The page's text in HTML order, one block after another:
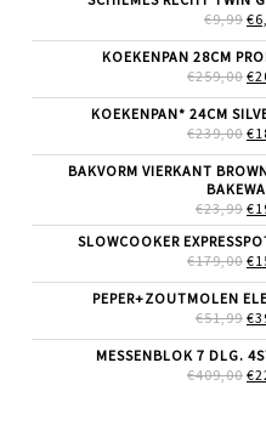
€9,99 €
KOEKENPAN 28CM
€259,00 €
KOEKENPAN* 24CM
€239,00 €
BAKVORM VIERKANT
€23,99 €
SLOWCOOKER
€179,00 €
PEPER+ZOUTMOLEN
€51,99 €
MESSENBLOK 7 DLG.
€409,00 €